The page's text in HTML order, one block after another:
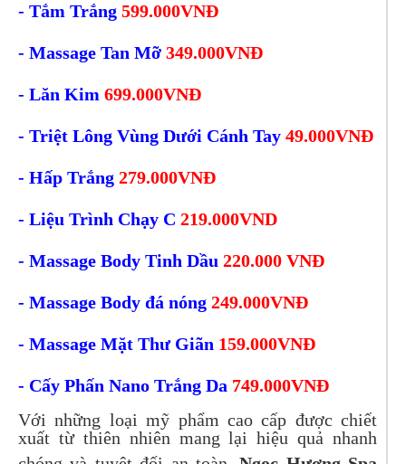
- Tắm Trắng 599.000VNĐ
- Massage Tan Mỡ 349.000VNĐ
- Lăn Kim 699.000VNĐ
- Triệt Lông Vùng Dưới Cánh Tay 49.000VNĐ
- Hấp Trắng 279.000VNĐ
- Liệu Trình Chạy C 219.000VND
- Massage Body Tinh Dầu 220.000 VNĐ
- Massage Body đá nóng 249.000VNĐ
- Massage Mặt Thư Giãn 159.000VNĐ
- Cấy Phấn Nano Trắng Da 749.000VNĐ
Với những loại mỹ phẩm cao cấp được chiết
xuất từ thiên nhiên mang lại hiệu quả nhanh